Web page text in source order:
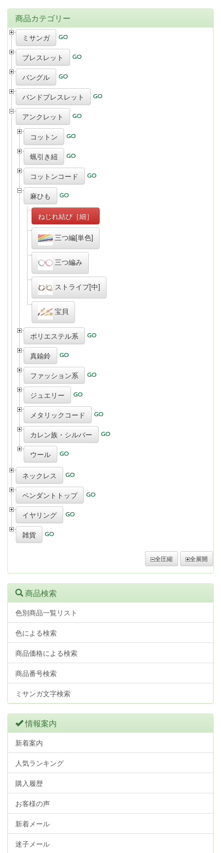
商品カテゴリー
ミサンガ
ブレスレット
バングル
バンドブレスレット
アンクレット
コットン
蝋引き紐
コットンコード
麻ひも
ねじれ結び［細］
三つ編[単色]
三つ編み
ストライプ[中]
宝貝
ポリエステル系
真鍮鈴
ファッション系
ジュエリー
メタリックコード
カレン族・シルバー
ウール
ネックレス
ペンダントトップ
イヤリング
雑貨
全圧縮 全展開
商品検索
色別商品一覧リスト
色による検索
商品価格による検索
商品番号検索
ミサンガ文字検索
情報案内
新着案内
人気ランキング
購入履歴
お客様の声
新着メール
迷子メール